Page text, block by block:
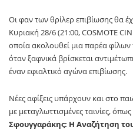
Οι φαν των θρίλερ επιβίωσης θα
Κυριακή 28/6 (21:00, COSMOTE
οποία ακολουθεί μια παρέα
όταν ξαφνικά βρίσκεται
έναν εφιαλτικό αγώνα επιβίωσης.
Νέες αφίξεις υπάρχουν και στο
με μεταγλωττισμένες ταινίες,
Σφουγγαράκης: Η Αναζήτηση